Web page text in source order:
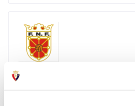
CADETE A